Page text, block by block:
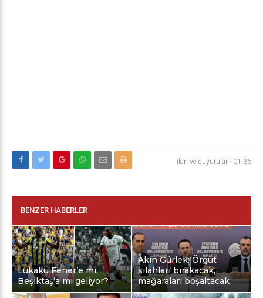
ilan ve duyurular - 01:36
BENZER HABERLER
Lukaku Fener’e mi,
Beşiktaş’a mı geliyor?
Akın Gürlek: Örgüt
silahları bırakacak,
mağaraları boşaltacak